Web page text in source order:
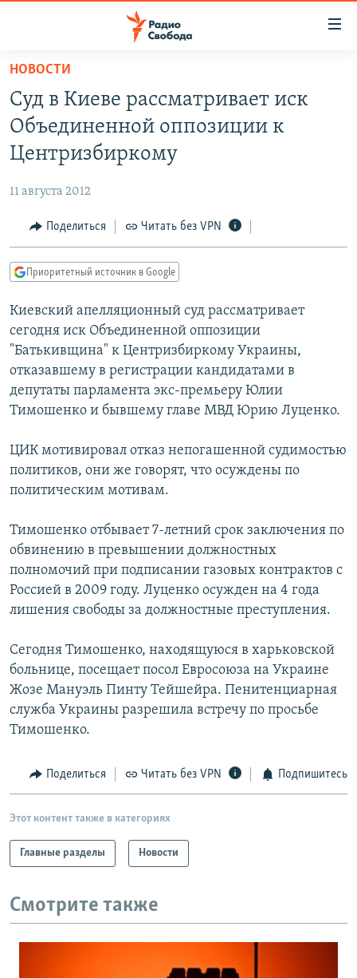
упрощенного
доступа
Вернуться
основному
Вернутся
Вернутся
поиску
ПОДКАСТЫ
АВТОРСКИЕ ПРОЕКТЫ
МНЕНИЯ
КУЛЬТУРА
КАВКАЗ.РЕАЛИИ
СЕВЕР.РЕАЛИИ
СИБИРЬ.РЕАЛИИ
РАСПИСАНИЕ ВЕЩАНИЯ
ПОДПИШИТЕСЬ НА РАССЫЛКУ
СОЦИАЛЬНЫЕ СЕТИ
Все сайты РСЕ/РС
НОВОСТИ
Суд в Киеве рассматривает иск
Объединенной оппозиции к
Центризбиркому
11 августа 2012
Поделиться Читать без VPN
Приоритетный источник в Google
Киевский апелляционный суд рассматривает
сегодня иск Объединенной оппозиции
"Батькивщина" к Центризбиркому Украины,
отказавшему в регистрации кандидатами в
депутаты парламента экс-премьеру Юлии
Тимошенко и бывшему главе МВД Юрию Луценко.
ЦИК мотивировал отказ непогашенной судимостью
политиков, они же говорят, что осуждены по
политическим мотивам.
Тимошенко отбывает 7-летний срок заключения по
обвинению в превышении должностных
полномочий при подписании газовых контрактов с
Россией в 2009 году. Луценко осужден на 4 года
лишения свободы за должностные преступления.
Сегодня Тимошенко, находящуюся в харьковской
больнице, посещает посол Евросоюза на Украине
Жозе Мануэль Пинту Тейшейра. Пенитенциарная
служба Украины разрешила встречу по просьбе
Тимошенко.
Поделиться Читать без VPN Подпишитесь
Этот контент также в категориях
Главные разделы Новости
Смотрите также